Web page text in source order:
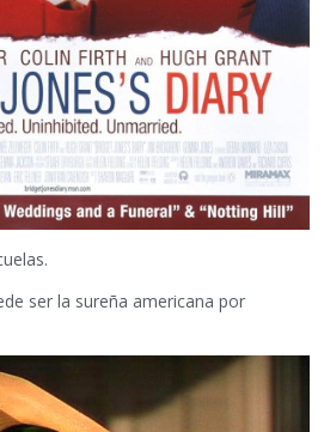
ser la sureña americana por